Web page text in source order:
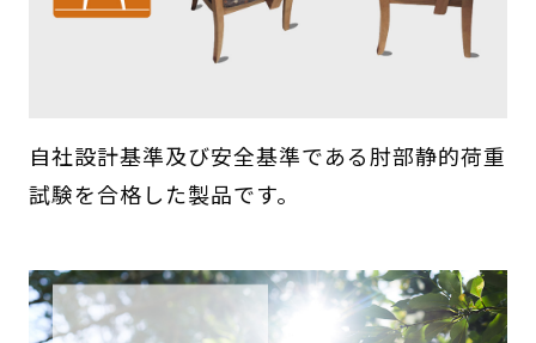
自社設計基準及び安全基準である肘部静的荷重
試験を合格した製品です。